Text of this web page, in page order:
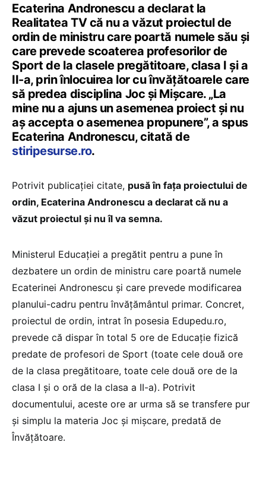
Ecaterina Andronescu a declarat la
Realitatea TV că nu a văzut proiectul de
ordin de ministru care poartă numele său și
care prevede scoaterea profesorilor de
Sport de la clasele pregătitoare, clasa I și a
II-a, prin înlocuirea lor cu învățătoarele care
să predea disciplina Joc și Mișcare. „La
mine nu a ajuns un asemenea proiect și nu
aș accepta o asemenea propunere”, a spus
Ecaterina Andronescu, citată de
stiripesurse.ro.
Potrivit publicației citate, pusă în fața proiectului de
ordin, Ecaterina Andronescu a declarat că nu a
văzut proiectul și nu îl va semna.
Ministerul Educației a pregătit pentru a pune în
dezbatere un ordin de ministru care poartă numele
Ecaterinei Andronescu și care prevede modificarea
planului-cadru pentru învățământul primar. Concret,
proiectul de ordin, intrat în posesia Edupedu.ro,
prevede că dispar în total 5 ore de Educație fizică
predate de profesori de Sport (toate cele două ore
de la clasa pregătitoare, toate cele două ore de la
clasa I și o oră de la clasa a II-a). Potrivit
documentului, aceste ore ar urma să se transfere pur
și simplu la materia Joc și mișcare, predată de
Învățătoare.